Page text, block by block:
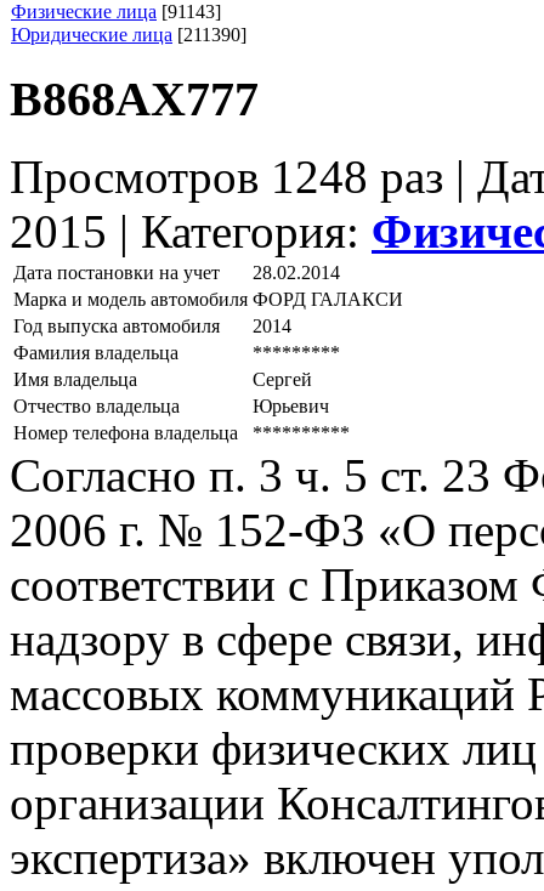
Физические лица [91143]
Юридические лица [211390]
В868АХ777
Просмотров 1248 раз |
2015 | Категория:
Дата постановки на учет
28.02.2014
Марка и модель автомобиля ФОРД ГАЛАКСИ
Год выпуска автомобиля
2014
Фамилия владельца
*********
Имя владельца
Сергей
Отчество владельца
Юрьевич
Номер телефона владельца
**********
Согласно п. 3 ч. 5 ст. 23
2006 г. № 152-ФЗ «О
соответствии с
надзору в сфере связи,
массовых коммуникаций
проверки физических
организации
экспертиза» включен